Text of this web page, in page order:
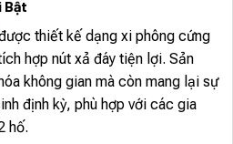
Bật
thiết kế dạng xi phông cứng
hợp nút xả đáy tiện lợi. Sản
không gian mà còn mang lại sự
định kỳ, phù hợp với các gia
hố.